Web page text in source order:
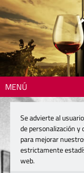
MENÚ
Se advierte al
de personalización y
para mejorar
estrictamente
web.